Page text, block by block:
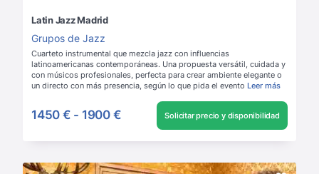
Latin Jazz Madrid
Grupos de Jazz
Cuarteto instrumental que mezcla jazz con influencias
latinoamericanas contemporáneas. Una propuesta versátil, cuidada y
con músicos profesionales, perfecta para crear ambiente elegante o
un directo con más presencia, según lo que pida el evento Leer más
1450 € - 1900 € Solicitar precio y disponibilidad